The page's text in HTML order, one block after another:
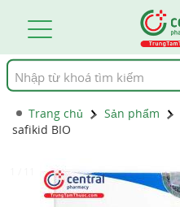
Tìm
kiếm
Trang chủ Sản phẩm
safikid BIO